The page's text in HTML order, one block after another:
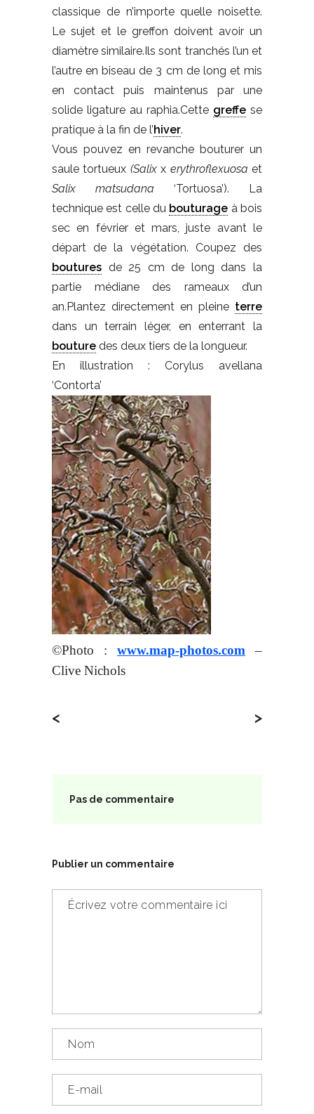
classique de n’importe quelle noisette.
Le sujet et le greffon doivent avoir un
diamètre similaire.Ils sont tranchés l’un et
l’autre en biseau de 3 cm de long et mis
en contact puis maintenus par une
solide ligature au raphia.Cette greffe se
pratique à la fin de l’hiver.
Vous pouvez en revanche bouturer un
saule tortueux (Salixx erythroflexuosa et
Salix matsudana ‘Tortuosa’). La
technique est celle du bouturage à bois
sec en février et mars, juste avant le
départ de la végétation. Coupez des
boutures de 25 cm de long dans la
partie médiane des rameaux d’un
an.Plantez directement en pleine terre
dans un terrain léger, en enterrant la
bouture des deux tiers de la longueur.
En illustration : Corylus avellana
‘Contorta’
©Photo : www.map-photos.com –
Clive Nichols
< >
Pas de commentaire
Publier un commentaire